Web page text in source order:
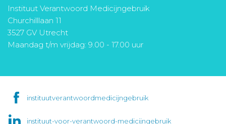
Instituut Verantwoord Medicijngebruik
Churchilllaan 11
3527 GV Utrecht
Maandag t/m vrijdag: 9.00 - 17.00 uur
instituutverantwoordmedicijngebruik
instituut-voor-verantwoord-medicijngebruik